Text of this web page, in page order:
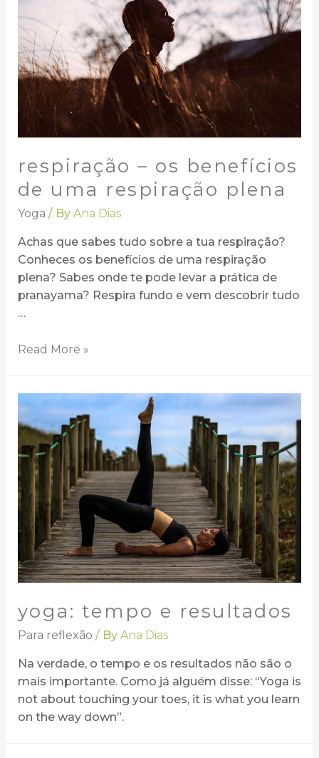
respiração – os benefícios
de uma respiração plena
Yoga / By Ana Dias
Achas que sabes tudo sobre a tua respiração?
Conheces os benefícios de uma respiração
plena? Sabes onde te pode levar a prática de
pranayama? Respira fundo e vem descobrir tudo
…
Read More »
yoga: tempo e resultados
Para reflexão / By Ana Dias
Na verdade, o tempo e os resultados não são o
mais importante. Como já alguém disse: “Yoga is
not about touching your toes, it is what you learn
on the way down”.